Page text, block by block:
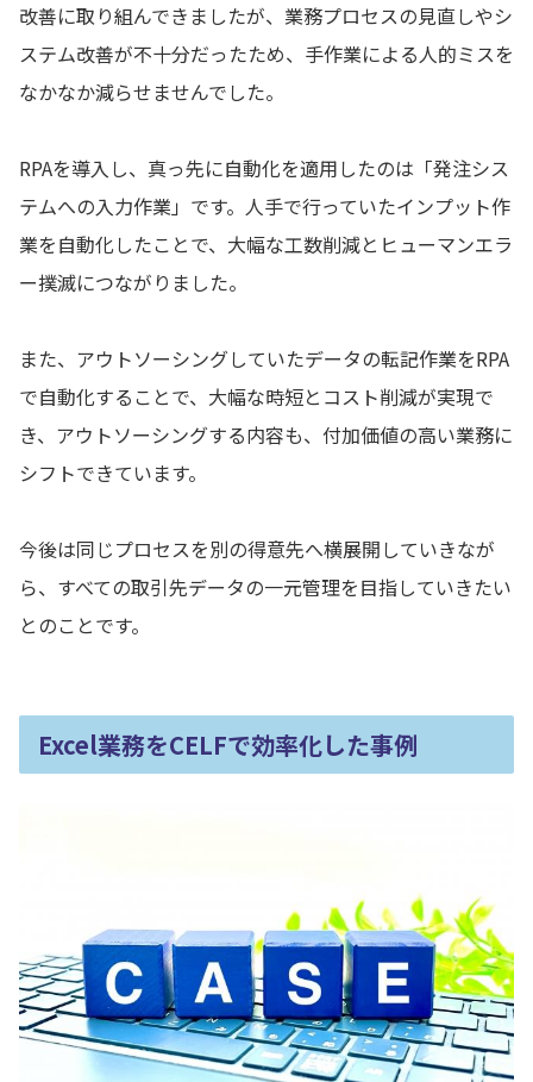
改善に取り組んできましたが、業務プロセスの見直しやシ
ステム改善が不十分だったため、手作業による人的ミスを
なかなか減らせませんでした。
RPAを導入し、真っ先に自動化を適用したのは「発注シス
テムへの入力作業」です。人手で行っていたインプット作
業を自動化したことで、大幅な工数削減とヒューマンエラ
ー撲滅につながりました。
また、アウトソーシングしていたデータの転記作業をRPA
で自動化することで、大幅な時短とコスト削減が実現で
き、アウトソーシングする内容も、付加価値の高い業務に
シフトできています。
今後は同じプロセスを別の得意先へ横展開していきなが
ら、すべての取引先データの一元管理を目指していきたい
とのことです。
Excel業務をCELFで効率化した事例